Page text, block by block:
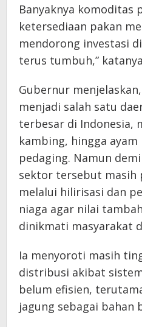
Banyaknya komoditas
ketersediaan pakan
mendorong investasi
terus tumbuh,”
Gubernur
menjadi salah satu
terbesar di Indonesia,
kambing, hingga
pedaging. Namun
sektor tersebut masih
melalui hilirisasi dan
niaga agar nilai
dinikmati masyarakat
Ia menyoroti masih
distribusi akibat
belum efisien,
jagung sebagai bahan